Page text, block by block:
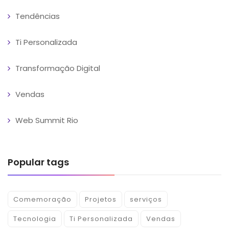
Tendências
Ti Personalizada
Transformação Digital
Vendas
Web Summit Rio
Popular tags
Comemoração Projetos
serviços
Tecnologia
Ti Personalizada Vendas